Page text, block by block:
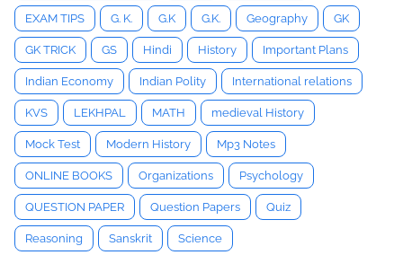
EXAM TIPS G. K. G.K G.K. Geography GK
GK TRICK GS Hindi History Important Plans
Indian Economy Indian Polity International relations
KVS LEKHPAL MATH medieval History
Mock Test Modern History Mp3 Notes
ONLINE BOOKS Organizations Psychology
QUESTION PAPER Question Papers Quiz
Reasoning Sanskrit Science